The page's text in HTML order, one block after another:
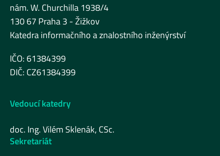
nám. W. Churchilla 1938/4
130 67 Praha 3 - Žižkov
Katedra informačního a znalostního inženýrství
IČO: 61384399
DIČ: CZ61384399
Vedoucí katedry
doc. Ing. Vilém Sklenák, CSc.
Sekretariát